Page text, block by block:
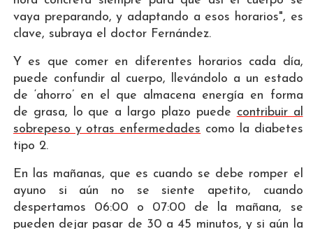
vaya preparando, y adaptando a esos horarios", es
clave, subraya el doctor Fernández.
Y es que comer en diferentes horarios cada día,
puede confundir al cuerpo, llevándolo a un estado
de ‘ahorro’ en el que almacena energía en forma
de grasa, lo que a largo plazo puede contribuir al
sobrepeso y otras enfermedades como la diabetes
tipo 2.
En las mañanas, que es cuando se debe romper el
ayuno si aún no se siente apetito, cuando
despertamos 06:00 o 07:00 de la mañana, se
pueden dejar pasar de 30 a 45 minutos, y si aún la